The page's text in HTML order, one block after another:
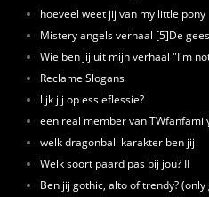
hoeveel weet jij van my little pony
Mistery angels verhaal [5]De
Wie ben jij uit mijn verhaal "I'm
Reclame Slogans
lijk jij op essieflessie?
een real member van
welk dragonball karakter ben jij
Welk soort paard pas bij jou? II
Ben jij gothic, alto of trendy? (only